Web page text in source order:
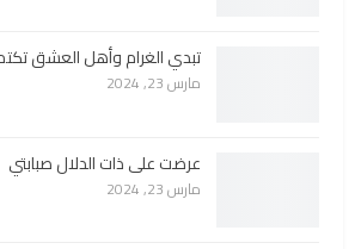
تبدي الغرام وأهل العشق
مارس 23, 2024
عرضت على ذات الدلال صبابتي
مارس 23, 2024